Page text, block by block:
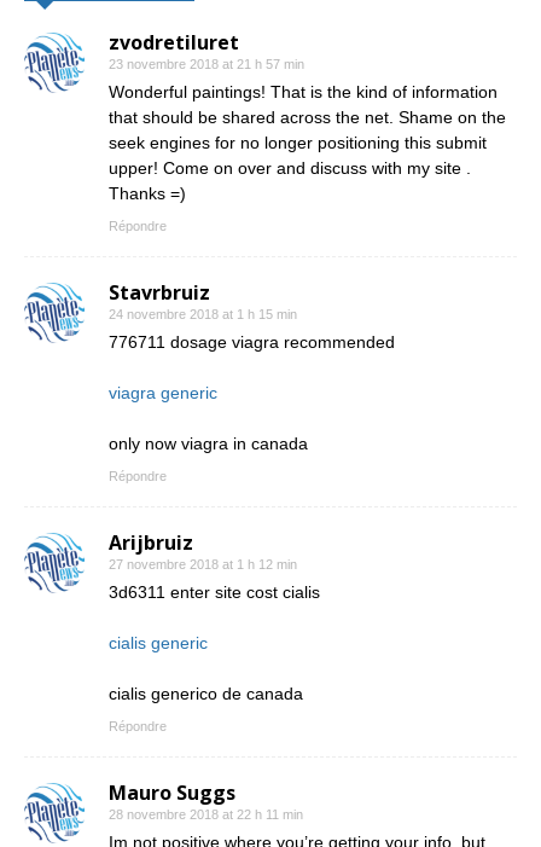
zvodretiluret
23 novembre 2018 at 21 h 57 min
Wonderful paintings! That is the kind of information
that should be shared across the net. Shame on the
seek engines for no longer positioning this submit
upper! Come on over and discuss with my site .
Thanks =)
Répondre
Stavrbruiz
24 novembre 2018 at 1 h 15 min
776711 dosage viagra recommended
viagra generic
only now viagra in canada
Répondre
Arijbruiz
27 novembre 2018 at 1 h 12 min
3d6311 enter site cost cialis
cialis generic
cialis generico de canada
Répondre
Mauro Suggs
28 novembre 2018 at 22 h 11 min
Im not positive where you’re getting your info, but